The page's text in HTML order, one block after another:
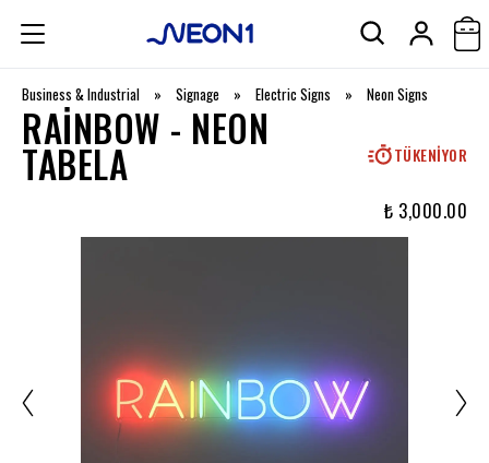
Business & Industrial » Signage » Electric Signs » Neon Signs
RAINBOW - NEON
TABELA TÜKENIYOR
₺ 3,000.00